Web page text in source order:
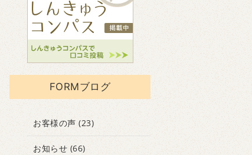
FORMブログ
お客様の声 (23)
お知らせ (66)